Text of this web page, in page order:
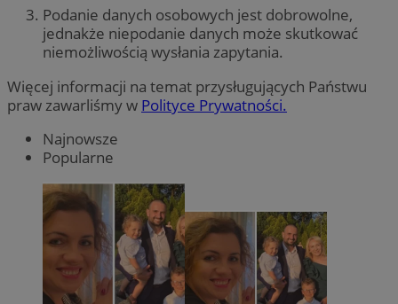
Podanie danych osobowych jest dobrowolne,
jednakże niepodanie danych może skutkować
niemożliwością wysłania zapytania.
Więcej informacji na temat przysługujących Państwu
praw zawarliśmy w Polityce Prywatności.
Najnowsze
Popularne